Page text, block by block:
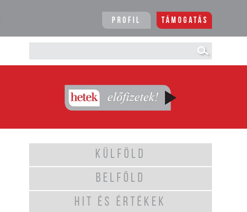
Profil Támogatás
KÜLFÖLD
BELFÖLD
HIT ÉS ÉRTÉKEK